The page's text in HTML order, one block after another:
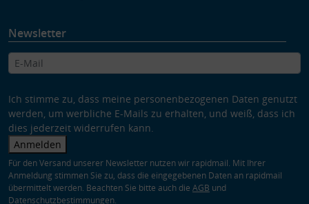
Newsletter
Ich stimme zu, dass meine personenbezogenen Daten genutzt
werden, um werbliche E-Mails zu erhalten, und weiß, dass ich
dies jederzeit widerrufen kann.
Anmelden
Für den Versand unserer Newsletter nutzen wir rapidmail. Mit Ihrer
Anmeldung stimmen Sie zu, dass die eingegebenen Daten an rapidmail
übermittelt werden. Beachten Sie bitte auch die AGB und
Datenschutzbestimmungen.